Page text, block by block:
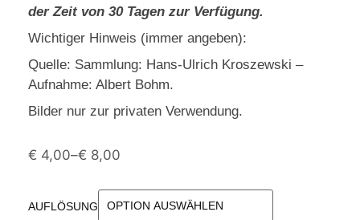
der Zeit von 30 Tagen zur Verfügung.
Wichtiger Hinweis (immer angeben):
Quelle: Sammlung: Hans-Ulrich Kroszewski –
Aufnahme: Albert Bohm.
Bilder nur zur privaten Verwendung.
€ 4,00–€ 8,00
AUFLÖSUNG